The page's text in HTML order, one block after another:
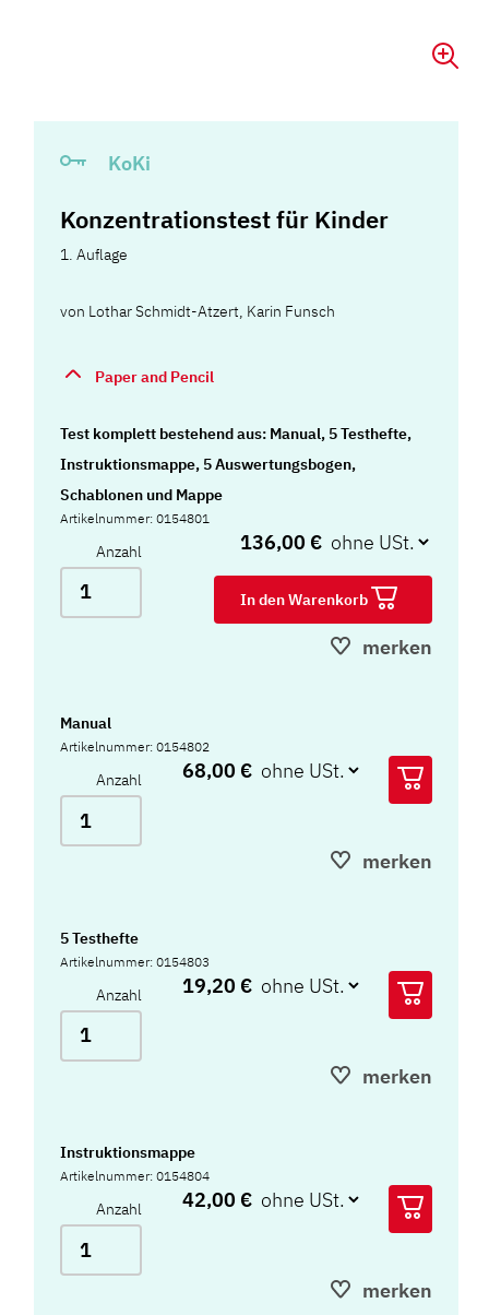
KoKi
Konzentrationstest für Kinder
1. Auflage
von Lothar Schmidt-Atzert, Karin Funsch
Paper and Pencil
Test komplett bestehend aus: Manual, 5 Testhefte,
Instruktionsmappe, 5 Auswertungsbogen,
Schablonen und Mappe
Artikelnummer: 0154801
Anzahl 136,00 €
In den Warenkorb
merken
Manual
Artikelnummer: 0154802
Anzahl 68,00 €
merken
5 Testhefte
Artikelnummer: 0154803
Anzahl 19,20 €
merken
Instruktionsmappe
Artikelnummer: 0154804
Anzahl 42,00 €
merken